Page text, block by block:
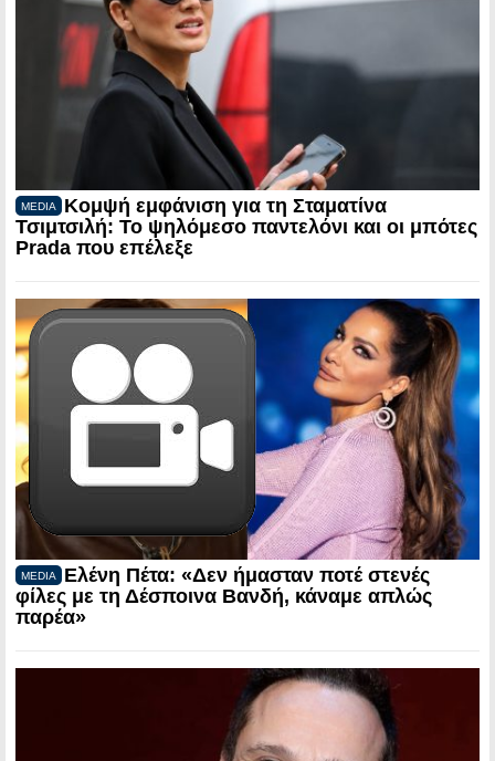
MEDIA
Κομψή εμφάνιση για τη Σταματίνα
Τσιμτσιλή: Το ψηλόμεσο παντελόνι και οι μπότες
Prada που επέλεξε
MEDIA
Ελένη Πέτα: «Δεν ήμασταν ποτέ στενές
φίλες με τη Δέσποινα Βανδή, κάναμε απλώς
παρέα»